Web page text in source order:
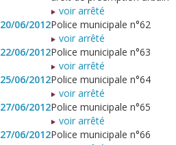
voir arrêté
20/06/2012Police municipale n°62
voir arrêté
22/06/2012Police municipale n°63
voir arrêté
25/06/2012Police municipale n°64
voir arrêté
27/06/2012Police municipale n°65
voir arrêté
27/06/2012Police municipale n°66